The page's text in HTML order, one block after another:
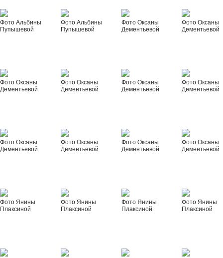
Фото Альбины
Пупышевой
Фото Альбины
Пупышевой
Фото Оксаны
Дементьевой
Фото Оксаны
Дементьевой
Фото Оксаны
Дементьевой
Фото Оксаны
Дементьевой
Фото Оксаны
Дементьевой
Фото Оксаны
Дементьевой
Фото Оксаны
Дементьевой
Фото Оксаны
Дементьевой
Фото Оксаны
Дементьевой
Фото Оксаны
Дементьевой
Фото Янины
Плаксиной
Фото Янины
Плаксиной
Фото Янины
Плаксиной
Фото Янины
Плаксиной